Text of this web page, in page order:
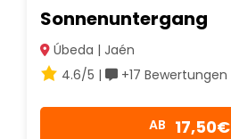
Sonnenuntergang
Úbeda | Jaén
4.6/5 |
+17 Bewertungen
AB 17,50€